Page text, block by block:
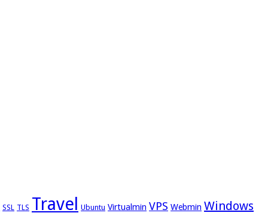
SSL TLS Travel Ubuntu Virtualmin VPS Webmin Windows